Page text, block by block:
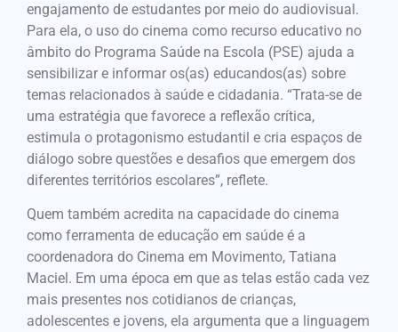
engajamento de estudantes por meio do audiovisual.
Para ela, o uso do cinema como recurso educativo no
âmbito do Programa Saúde na Escola (PSE) ajuda a
sensibilizar e informar os(as) educandos(as) sobre
temas relacionados à saúde e cidadania. “Trata-se de
uma estratégia que favorece a reflexão crítica,
estimula o protagonismo estudantil e cria espaços de
diálogo sobre questões e desafios que emergem dos
diferentes territórios escolares”, reflete.
Quem também acredita na capacidade do cinema
como ferramenta de educação em saúde é a
coordenadora do Cinema em Movimento, Tatiana
Maciel. Em uma época em que as telas estão cada vez
mais presentes nos cotidianos de crianças,
adolescentes e jovens, ela argumenta que a linguagem